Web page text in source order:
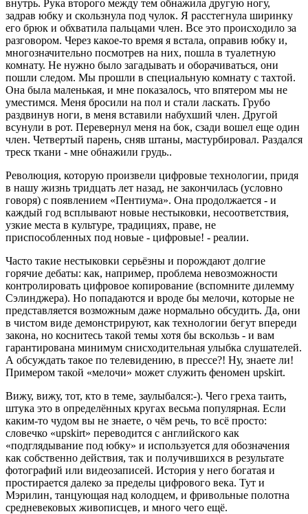
внутрь. Рука второго между тем обнажила другую ногу,
задрав юбку и скользнула под чулок. Я расстегнула ширинку
его брюк и обхватила пальцами член. Все это происходило за
разговором. Через какое-то время я встала, оправив юбку и,
многозначительно посмотрев на них, пошла в туалетную
комнату. Не нужно было загадывать и оборачиваться, они
пошли следом. Мы прошли в специальную комнату с тахтой.
Она была маленькая, и мне показалось, что впятером мы не
уместимся. Меня бросили на пол и стали ласкать. Грубо
раздвинув ноги, в меня вставили набухший член. Другой
всунули в рот. Перевернул меня на бок, сзади вошел еще один
член. Четвертый парень, сняв штаны, мастурбировал. Раздался
треск ткани - мне обнажили грудь..
Революция, которую произвели цифровые технологии, придя
в нашу жизнь тридцать лет назад, не закончилась (условно
говоря) с появлением «Пентиума». Она продолжается - и
каждый год всплывают новые нестыковки, несоответствия,
узкие места в культуре, традициях, праве, не
приспособленных под новые - цифровые! - реалии.
Часто такие нестыковки серьёзны и порождают долгие
горячие дебаты: как, например, проблема невозможности
контролировать цифровое копирование (вспомните дилемму
Сэлинджера). Но попадаются и вроде бы мелочи, которые не
представляется возможным даже нормально обсудить. Да, они
в чистом виде демонстрируют, как технологии бегут впереди
закона, но коснитесь такой темы хотя бы вскользь - и вам
гарантирована минимум снисходительная улыбка слушателей.
А обсуждать такое по телевидению, в прессе?! Ну, знаете ли!
Примером такой «мелочи» может служить феномен upskirt.
Вижу, вижу, тот, кто в теме, заулыбался:-). Чего греха таить,
штука это в определённых кругах весьма популярная. Если
каким-то чудом вы не знаете, о чём речь, то всё просто:
словечко «upskirt» переводится с английского как
«подглядывание под юбку» и используется для обозначения
как собственно действия, так и получившихся в результате
фотографий или видеозаписей. История у него богатая и
простирается далеко за пределы цифрового века. Тут и
Мэрилин, танцующая над колодцем, и фривольные полотна
средневековых живописцев, и много чего ещё.